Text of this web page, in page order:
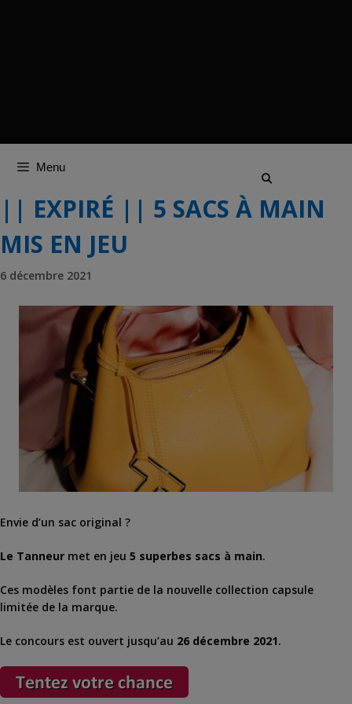
Menu
|| EXPIRÉ || 5 SACS À MAIN
MIS EN JEU
6 décembre 2021
Envie d’un sac original ?
Le Tanneur met en jeu 5 superbes sacs à main.
Ces modèles font partie de la nouvelle collection capsule
limitée de la marque.
Le concours est ouvert jusqu’au 26 décembre 2021.